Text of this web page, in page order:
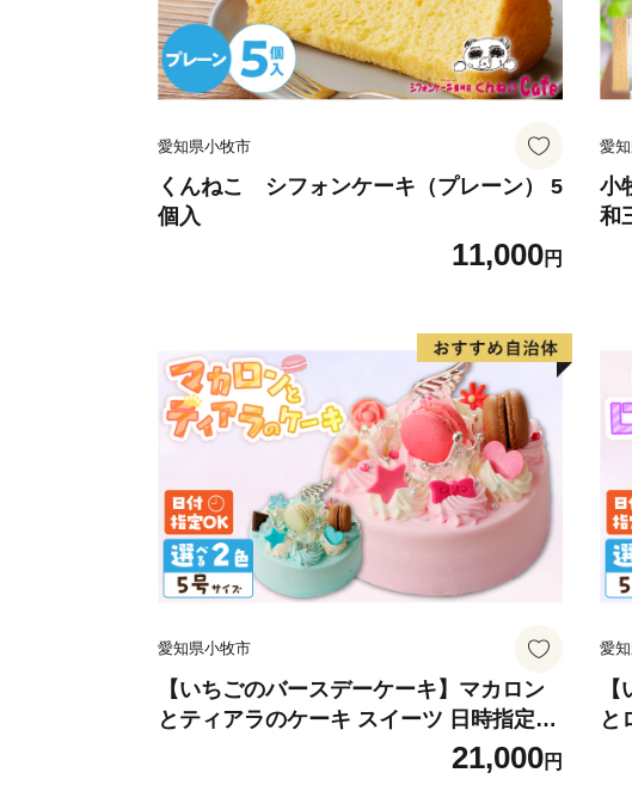
愛知県小牧市
くんねこ シフォンケーキ（プレーン） 5
個入
11,000円
愛
小
和
愛知県小牧市
【いちごのバースデーケーキ】マカロン
とティアラのケーキ スイーツ 日時指定可
デザート 洋菓子 お取り寄せ 愛知県 小牧
市 送料無料 誕生日 クリスマス お祝い マ
21,000円
愛
と